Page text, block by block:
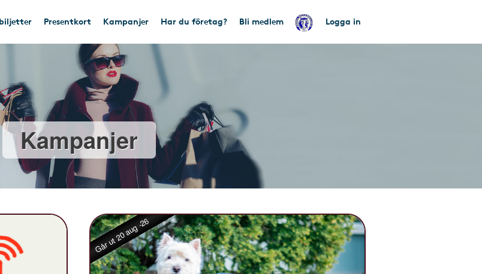
Presentkort Kampanjer Har du företag? Bli medlem Logga in
Kampanjer
Går ut 20 aug -26